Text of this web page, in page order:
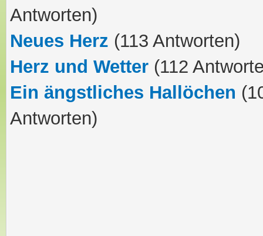
Antworten)
Neues Herz (113 Antworten)
Herz und Wetter (112
Ein ängstliches Hallöchen
Antworten)